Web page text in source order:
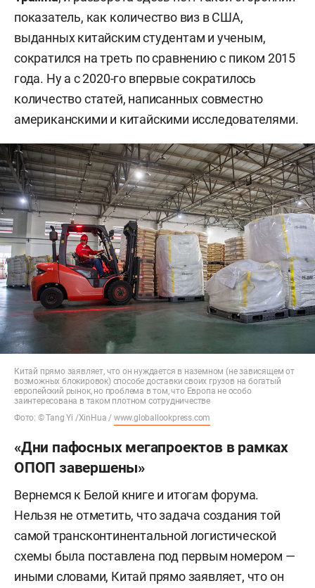
показатель, как количество виз в США,
выданных китайским студентам и ученым,
сократился на треть по сравнению с пиком 2015
года. Ну а с 2020-го впервые сократилось
количество статей, написанных совместно
американскими и китайскими исследователями.
Китай прямо заявляет, что он нуждается в наземном (не зависящем от
возможных блокировок) способе доставки своих грузов на богатый
европейский рынок, но проблема в том, что Европа не особо
заинтересована в таком плотном сотрудничестве
Фото: © Tang Yi /XinHua / www.globallookpress.com
«Дни пафосных мегапроектов в рамках
ОПОП завершены»
Вернемся к Белой книге и итогам форума.
Нельзя не отметить, что задача создания той
самой трансконтинентальной логистической
схемы была поставлена под первым номером —
иными словами, Китай прямо заявляет, что он